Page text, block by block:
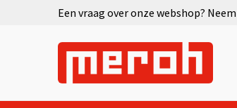
Een vraag over onze webshop?